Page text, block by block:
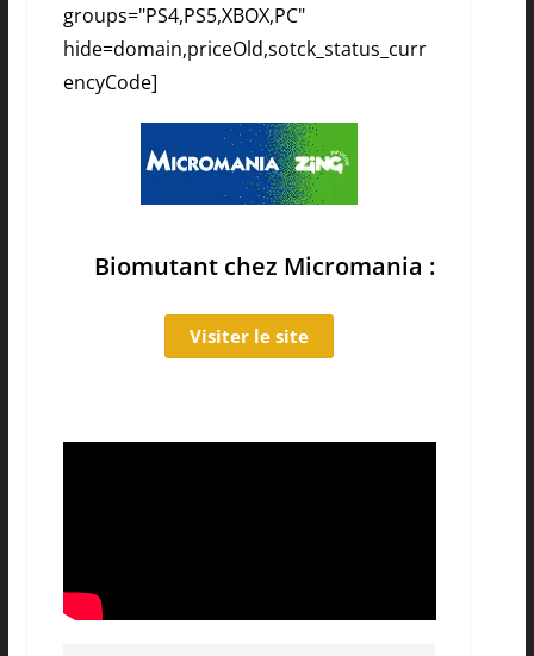
groups="PS4,PS5,XBOX,PC"
hide=domain,priceOld,sotck_status_curr
encyCode]
Biomutant chez Micromania :
Visiter le site